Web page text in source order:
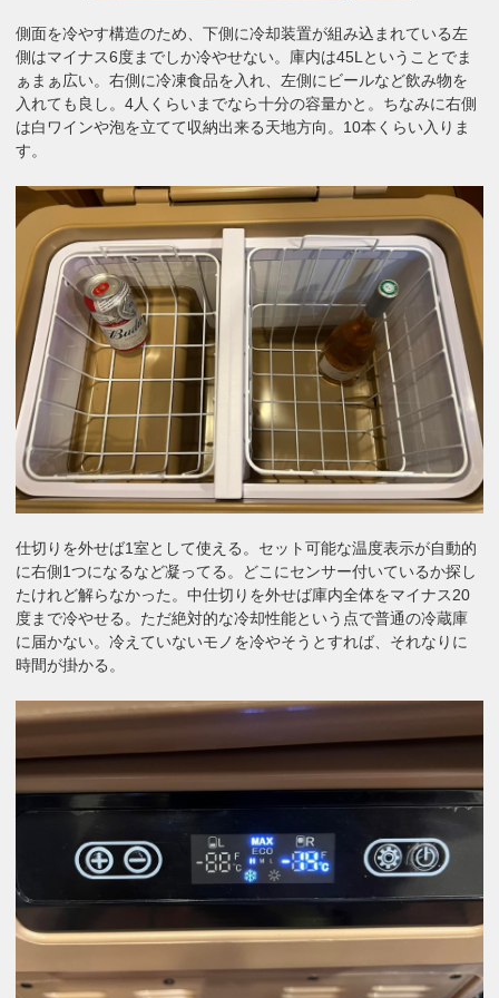
側面を冷やす構造のため、下側に冷却装置が組み込まれている左
側はマイナス6度までしか冷やせない。庫内は45Lということでま
ぁまぁ広い。右側に冷凍食品を入れ、左側にビールなど飲み物を
入れても良し。4人くらいまでなら十分の容量かと。ちなみに右側
は白ワインや泡を立てて収納出来る天地方向。10本くらい入りま
す。
仕切りを外せば1室として使える。セット可能な温度表示が自動的
に右側1つになるなど凝ってる。どこにセンサー付いているか探し
たけれど解らなかった。中仕切りを外せば庫内全体をマイナス20
度まで冷やせる。ただ絶対的な冷却性能という点で普通の冷蔵庫
に届かない。冷えていないモノを冷やそうとすれば、それなりに
時間が掛かる。